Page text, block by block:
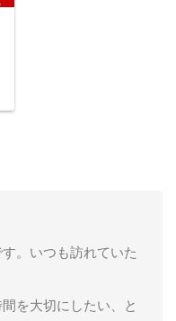
。いつも訪れていた
を大切にしたい、と